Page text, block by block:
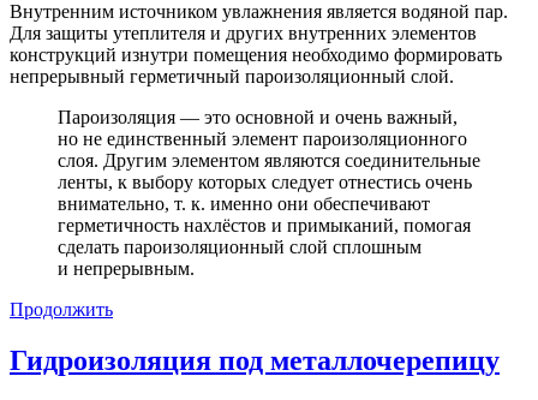
Внутренним источником увлажнения является водяной пар.
Для защиты утеплителя и других внутренних элементов
конструкций изнутри помещения необходимо формировать
непрерывный герметичный пароизоляционный слой.
Пароизоляция — это основной и очень важный,
но не единственный элемент пароизоляционного
слоя. Другим элементом являются соединительные
ленты, к выбору которых следует отнестись очень
внимательно, т. к. именно они обеспечивают
герметичность нахлёстов и примыканий, помогая
сделать пароизоляционный слой сплошным
и непрерывным.
Продолжить
Гидроизоляция под металлочерепицу